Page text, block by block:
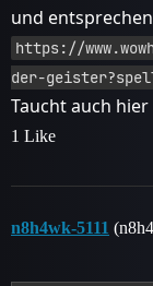
und
https://
der-
Taucht auch
1 Like
n8h4wk-5111